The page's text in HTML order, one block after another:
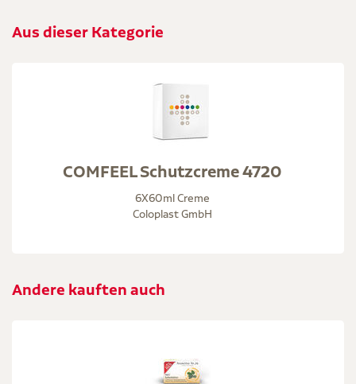
Aus dieser Kategorie
COMFEEL Schutzcreme 4720
6X60ml Creme
Coloplast GmbH
Andere kauften auch